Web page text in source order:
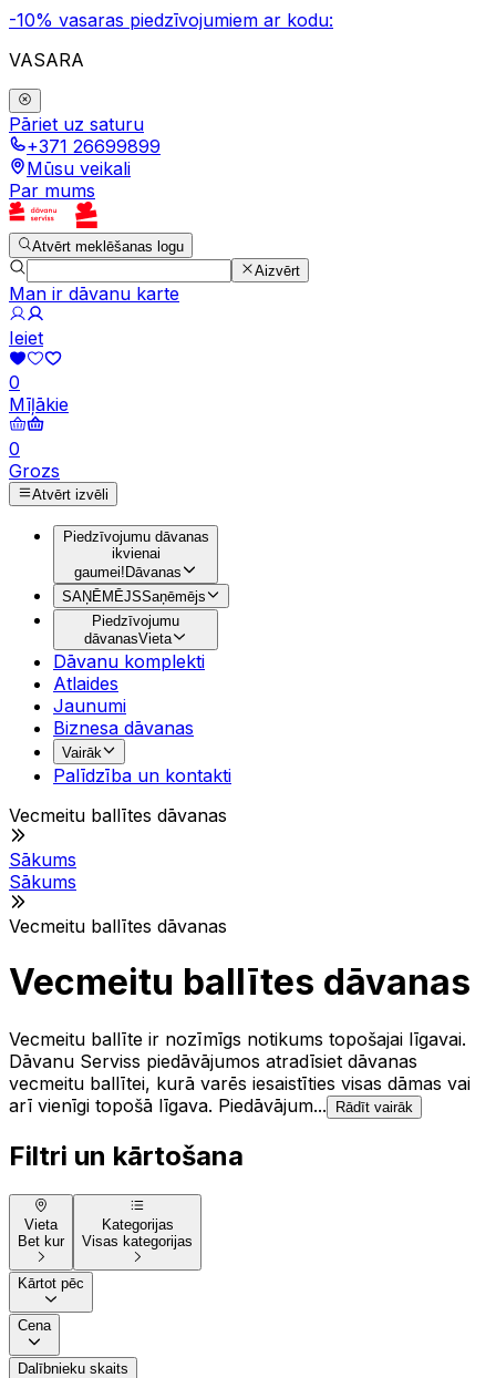
-10% vasaras piedzīvojumiem ar kodu:
VASARA
Pāriet uz saturu
+371 26699899
Mūsu veikali
Par mums
Atvērt meklēšanas logu
Aizvērt
Man ir dāvanu karte
Ieiet
0
Mīļākie
0
Grozs
Atvērt izvēli
Piedzīvojumu dāvanas
ikvienai
gaumei!Dāvanas
SAŅĒMĒJSSaņēmējs
Piedzīvojumu
dāvanasVieta
Dāvanu komplekti
Atlaides
Jaunumi
Biznesa dāvanas
Vairāk
Palīdzība un kontakti
Vecmeitu ballītes dāvanas
Sākums
Sākums
Vecmeitu ballītes dāvanas
Vecmeitu ballītes dāvanas
Vecmeitu ballīte ir nozīmīgs notikums topošajai līgavai.
Dāvanu Serviss piedāvājumos atradīsiet dāvanas
vecmeitu ballītei, kurā varēs iesaistīties visas dāmas vai
arī vienīgi topošā līgava. Piedāvājum...
Rādīt vairāk
Filtri un kārtošana
Vieta
Bet kur
Kategorijas
Visas kategorijas
Kārtot pēc
Cena
Dalībnieku skaits